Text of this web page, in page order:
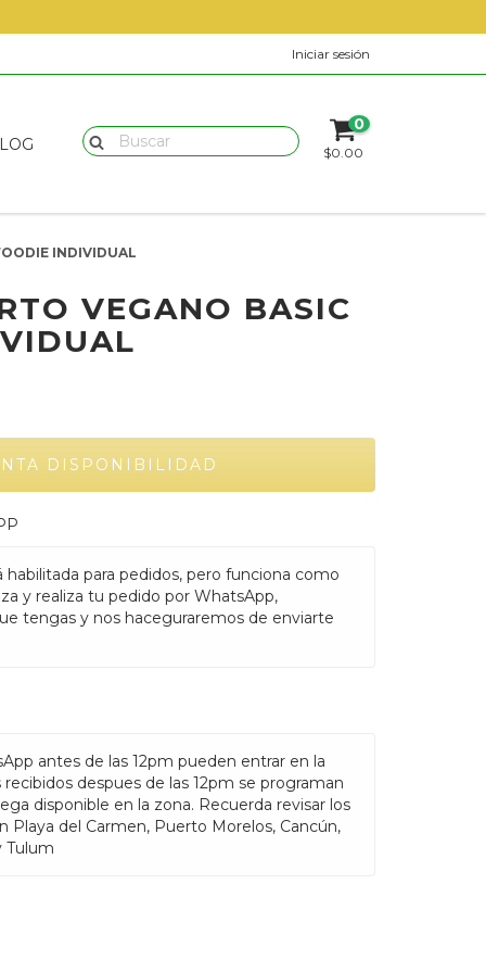
Iniciar sesión
0
$0.00
INDIVIDUAL
VEGANO BASIC
para pedidos, pero funciona como
y realiza tu pedido por WhatsApp,
tengas y nos haceguraremos de enviarte
antes de las 12pm pueden entrar en la
despues de las 12pm se programan
disponible en la zona. Recuerda revisar los
Playa del Carmen, Puerto Morelos, Cancún,
Tulum